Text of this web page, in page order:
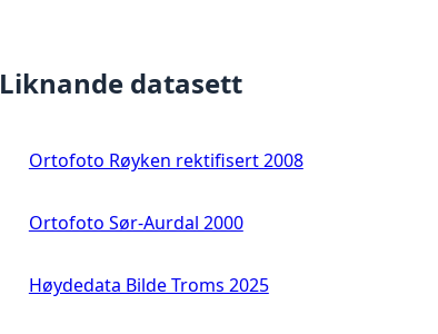
Liknande datasett
Ortofoto Røyken rektifisert 2008
Ortofoto Sør-Aurdal 2000
Høydedata Bilde Troms 2025